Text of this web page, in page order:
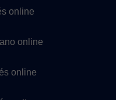
online
online
online